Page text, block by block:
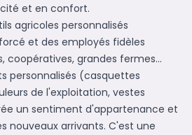
et en confort.
agricoles personnalisés
et des employés fidèles
coopératives, grandes fermes...
personnalisés (casquettes
de l'exploitation, vestes
un sentiment d'appartenance et
nouveaux arrivants. C'est une